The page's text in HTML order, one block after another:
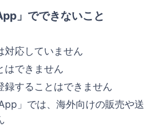
」でできないこと
対応していません
はできません
録することはできません
」では、海外向けの販売や送